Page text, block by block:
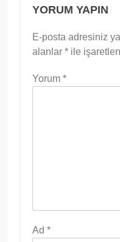
YORUM YAPIN
E-posta adresiniz
alanlar * ile
Yorum *
Ad *